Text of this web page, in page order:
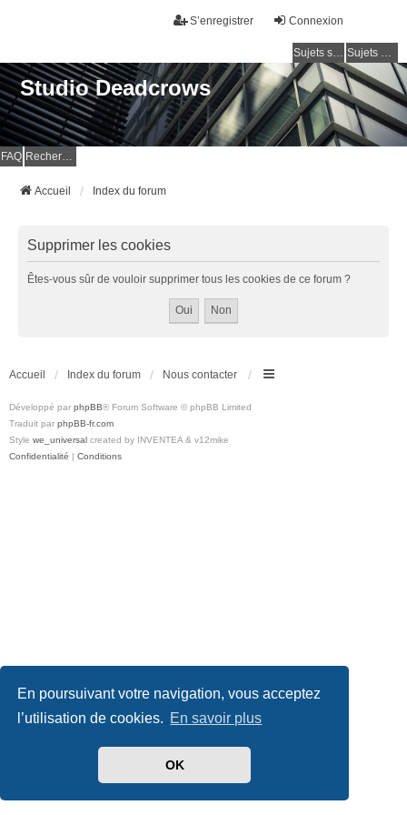
En poursuivant votre navigation, vous acceptez
l’utilisation de cookies. En savoir plus
OK
Connexion
S’enregistrer
Sujets sans réponse Sujets actifs
Studio Deadcrows
FAQ Rechercher
Accueil Index du forum
Supprimer les cookies
Êtes-vous sûr de vouloir supprimer tous les cookies de ce forum ?
Accueil Index du forum Nous contacter
Développé par phpBB® Forum Software © phpBB Limited
Traduit par phpBB-fr.com
Style we_universal created by INVENTEA & v12mike
Confidentialité | Conditions